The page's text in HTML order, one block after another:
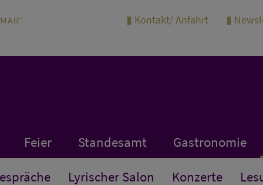
Kontakt/ Anfahrt
Feier Standesamt Gastronomie
Lyrischer Salon Konzerte